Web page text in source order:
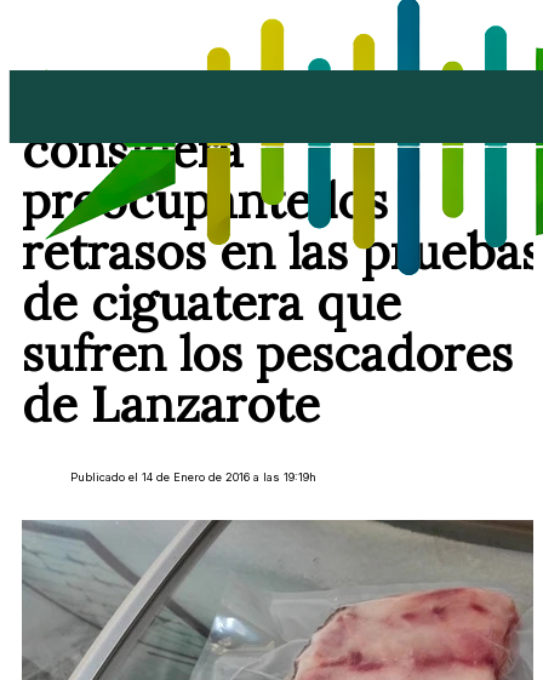
considera
preocupante los
retrasos en las pruebas
de ciguatera que
sufren los pescadores
de Lanzarote
Publicado el 14 de Enero de 2016 a las 19:19h